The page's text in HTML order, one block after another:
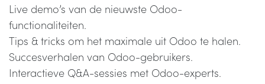
Live demo’s van de nieuwste Odoo-
functionaliteiten.
Tips & tricks om het maximale uit Odoo te halen.
Succesverhalen van Odoo-gebruikers.
Interactieve Q&A-sessies met Odoo-experts.